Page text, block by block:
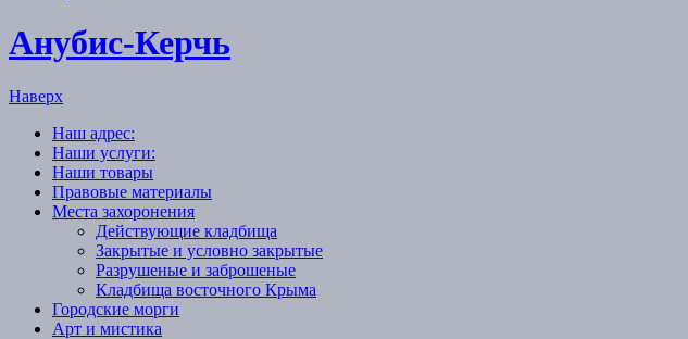
Анубис-Керчь
Наверх
Наш адрес:
Наши услуги:
Наши товары
Правовые материалы
Места захоронения
Действующие кладбища
Закрытые и условно закрытые
Разрушеные и заброшеные
Кладбища восточного Крыма
Городские морги
Арт и мистика